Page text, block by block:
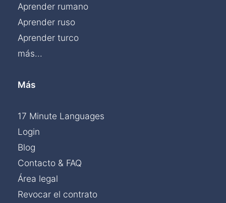
Aprender rumano
Aprender ruso
Aprender turco
más...
Más
17 Minute Languages
Login
Blog
Contacto & FAQ
Área legal
Revocar el contrato